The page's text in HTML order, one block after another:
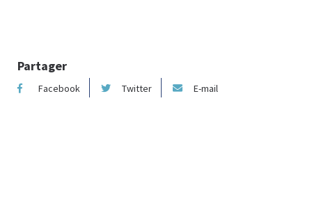
Partager
Facebook Twitter E-mail